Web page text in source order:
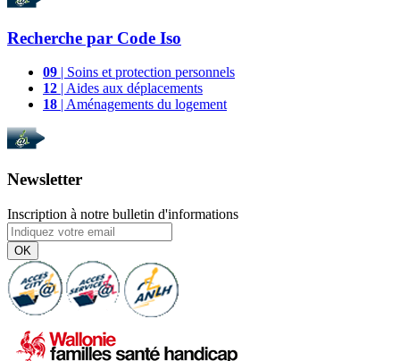
Recherche par Code Iso
09 | Soins et protection personnels
12 | Aides aux déplacements
18 | Aménagements du logement
Newsletter
Inscription à notre bulletin d'informations
OK